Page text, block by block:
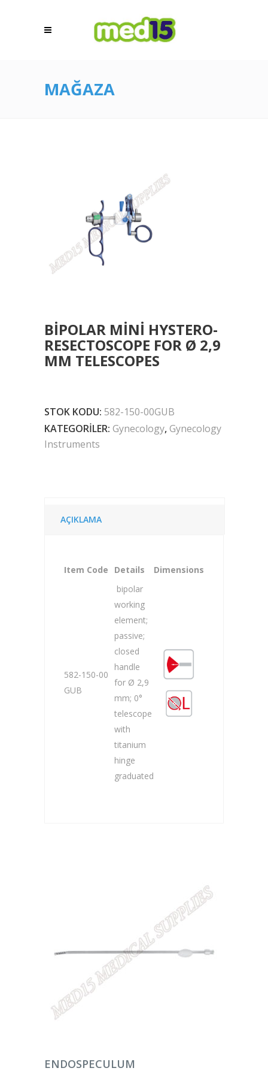
MAĞAZA
BIPOLAR MINI HYSTERO-
RESECTOSCOPE FOR Ø 2,9
MM TELESCOPES
STOK KODU: 582-150-00GUB
KATEGORILER: Gynecology,Gynecology
Instruments
AÇIKLAMA
Item Code Details Dimensions
582-150-00
GUB
bipolar
working
element;
passive;
closed
handle
for Ø 2,9
mm; 0°
telescope
with
titanium
hinge
graduated
DEVAMINI OKU
ENDOSPECULUM